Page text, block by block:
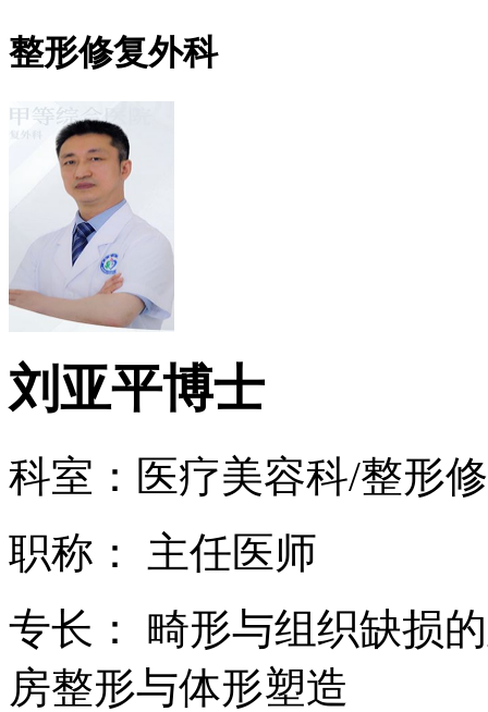
整形修复外科
刘亚平博士
科室：医疗美容科/整形
职称： 主任医师
专长： 畸形与组织缺损
房整形与体形塑造